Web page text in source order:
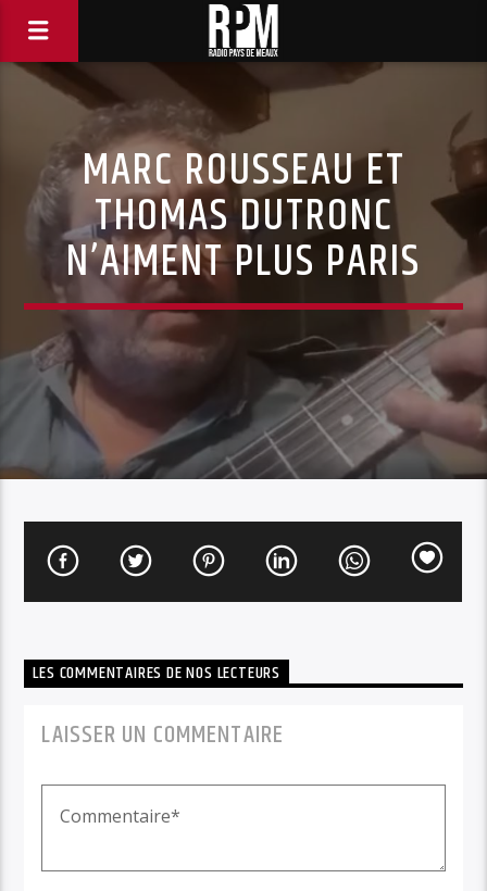
MARC ROUSSEAU ET
THOMAS DUTRONC
N’AIMENT PLUS PARIS
LES COMMENTAIRES DE NOS LECTEURS
LAISSER UN COMMENTAIRE